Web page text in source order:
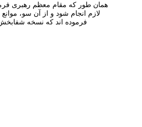
همان طور که مقام معظم رهبری
لازم انجام شود و از آن سو،
فرموده اند که نسخه